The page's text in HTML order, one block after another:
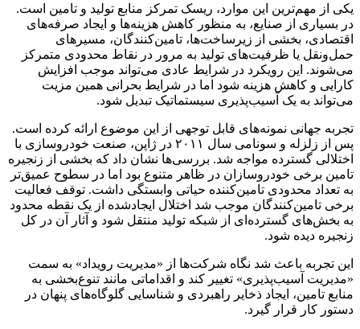
یکی از مهم‌ترین این موارد، ریسک تمرکز منابع تولید و تامین است.
در بسیاری از صنایع، به منظور کاهش هزینه‌ها و ایجاد صرفه‌های
اقتصادی، بخشی از زیرساخت‌ها، تامین‌کنندگان، مسیرهای
حمل‌ونقل یا ظرفیت‌های تولید به مرور در نقاط محدودی متمرکز
می‌شوند. این رویکرد در شرایط عادی می‌تواند موجب افزایش
کارایی و کاهش هزینه شود اما در شرایط بحرانی همین مزیت
می‌تواند به یک آسیب‌پذیری سیستماتیک تبدیل شود.
تجربه جهانی نمونه‌های قابل توجهی از این موضوع ارائه کرده است.
پس از زلزله و سونامی سال ۲۰۱۱ در ژاپن، صنعت خودروسازی با
اختلالی گسترده مواجه شد. بررسی‌ها نشان داد که بخشی از زنجیره
تامین برخی خودروسازان در ظاهر متنوع بود اما در سطوح عمیق‌تر
به تعداد محدودی تامین‌کننده حیاتی وابستگی داشت. توقف فعالیت
برخی تامین‌کنندگان موجب شد اختلال ایجادشده از یک نقطه محدود
به بخش‌های گسترده‌ای از شبکه تولید منتقل شود و آثار آن در کل
زنجیره دیده شود.
این تجربه باعث شد نگاه شرکت‌ها از «مدیریت رویداد» به سمت
«مدیریت آسیب‌پذیری» تغییر کند و اقداماتی مانند تنوع‌بخشی به
منابع تامین، ایجاد ذخایر راهبردی و شناسایی گلوگاه‌های پنهان در
دستور کار قرار گیرد.